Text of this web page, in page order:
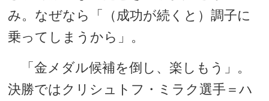
み。なぜなら「（成功が続くと）調子に
乗ってしまうから」。
「金メダル候補を倒し、楽しもう」。
決勝ではクリシュトフ・ミラク選手＝ハ